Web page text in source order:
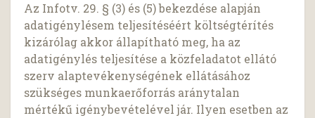
Az Infotv. 29. § (3) és (5) bekezdése alapján
adatigénylésem teljesítéséért költségtérítés
kizárólag akkor állapítható meg, ha az
adatigénylés teljesítése a közfeladatot ellátó
szerv alaptevékenységének ellátásához
szükséges munkaerőforrás aránytalan
mértékű igénybevételével jár. Ilyen esetben az